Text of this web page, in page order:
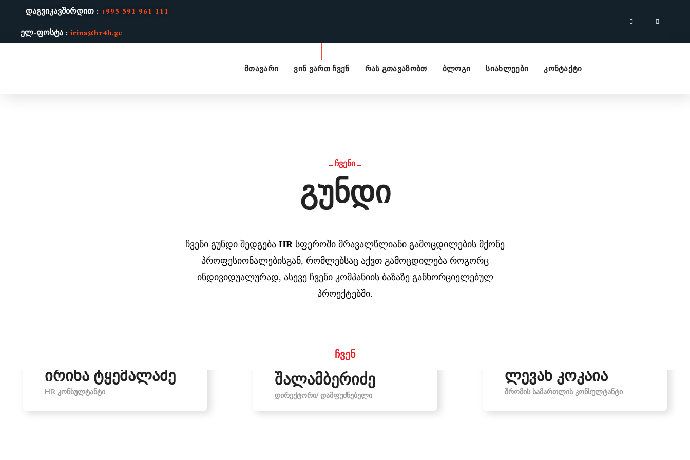
დაგვიკავშირდით : +995 591 961 111
ელ-ფოსტა : irina@hr4b.ge
მთავარი ვინ ვართ ჩვენ რას გთავაზობთ ბლოგი სიახლეები კონტაქტი
ᲩᲕᲔᲜᲘ
გუნდი
ჩვენი გუნდი შედგება HR სფეროში მრავალწლიანი გამოცდილების მქონე
პროფესიონალებისგან, რომლებსაც აქვთ გამოცდილება როგორც
ინდივიდუალურად, ასევე ჩვენი კომპანიის ბაზაზე განხორციელებულ
პროექტებში.
ჩვენ
ირინა ტყემალაძე
HR ᲙᲝᲜᲡᲣᲚᲢᲐᲜᲢᲘ
შალამბერიძე
ᲓᲘᲠᲔᲥᲢᲝᲠᲘ/ ᲓᲐᲛᲤᲣᲫᲜᲔᲑᲔᲚᲘ
ლევან კოკაია
ᲨᲠᲝᲛᲘᲡ ᲡᲐᲛᲐᲠᲗᲚᲘᲡ ᲙᲝᲜᲡᲣᲚᲢᲐᲜᲢᲘ